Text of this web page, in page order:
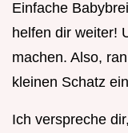
Einfache
helfen dir weiter!
machen. Also,
kleinen Schatz
Ich verspreche